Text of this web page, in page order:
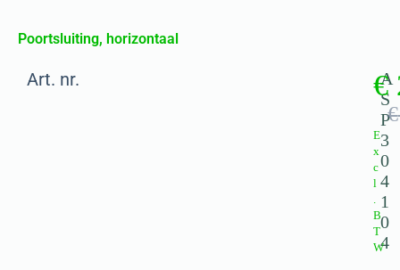
Poortsluiting, horizontaal
Art. nr.
A
S
P
3
0
4
1
0
4
€
€
E
x
c
l
.
B
T
W